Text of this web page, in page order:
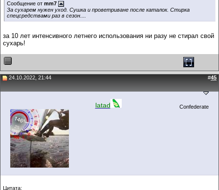
Сообщение от mm7
За сухарем нужен уход. Сушка и проветриване после каталок. Стирка
спецсредствами раз в сезон....
за 10 лет интенсивного летнего использования ни разу не стирал свой
сухарь!
24.10.2022, 21:44 #45
latad Confederate
Цитата: